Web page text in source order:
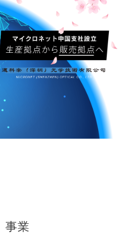
事業